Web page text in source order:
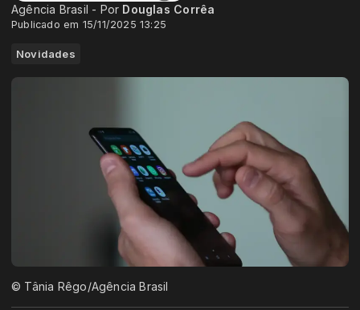
Agência Brasil - Por Douglas Corrêa
Publicado em 15/11/2025 13:25
Novidades
© Tânia Rêgo/Agência Brasil